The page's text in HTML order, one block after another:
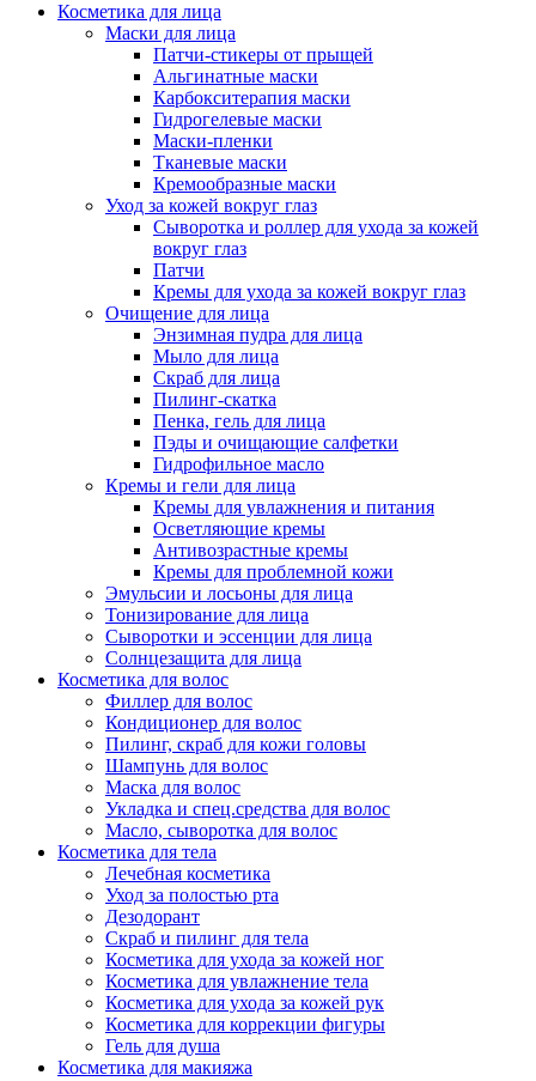
Косметика для лица
Маски для лица
Патчи-стикеры от прыщей
Альгинатные маски
Карбокситерапия маски
Гидрогелевые маски
Маски-пленки
Тканевые маски
Кремообразные маски
Уход за кожей вокруг глаз
Сыворотка и роллер для ухода за кожей
вокруг глаз
Патчи
Кремы для ухода за кожей вокруг глаз
Очищение для лица
Энзимная пудра для лица
Мыло для лица
Скраб для лица
Пилинг-скатка
Пенка, гель для лица
Пэды и очищающие салфетки
Гидрофильное масло
Кремы и гели для лица
Кремы для увлажнения и питания
Осветляющие кремы
Антивозрастные кремы
Кремы для проблемной кожи
Эмульсии и лосьоны для лица
Тонизирование для лица
Сыворотки и эссенции для лица
Солнцезащита для лица
Косметика для волос
Филлер для волос
Кондиционер для волос
Пилинг, скраб для кожи головы
Шампунь для волос
Маска для волос
Укладка и спец.средства для волос
Масло, сыворотка для волос
Косметика для тела
Лечебная косметика
Уход за полостью рта
Дезодорант
Скраб и пилинг для тела
Косметика для ухода за кожей ног
Косметика для увлажнение тела
Косметика для ухода за кожей рук
Косметика для коррекции фигуры
Гель для душа
Косметика для макияжа